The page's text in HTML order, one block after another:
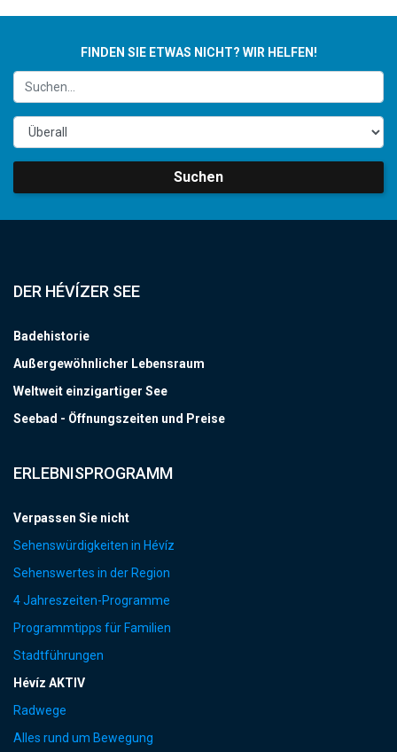
FINDEN SIE ETWAS NICHT? WIR HELFEN!
Suchen
DER HÉVÍZER SEE
Badehistorie
Außergewöhnlicher Lebensraum
Weltweit einzigartiger See
Seebad - Öffnungszeiten und Preise
ERLEBNISPROGRAMM
Verpassen Sie nicht
Sehenswürdigkeiten in Hévíz
Sehenswertes in der Region
4 Jahreszeiten-Programme
Programmtipps für Familien
Stadtführungen
Hévíz AKTIV
Radwege
Alles rund um Bewegung